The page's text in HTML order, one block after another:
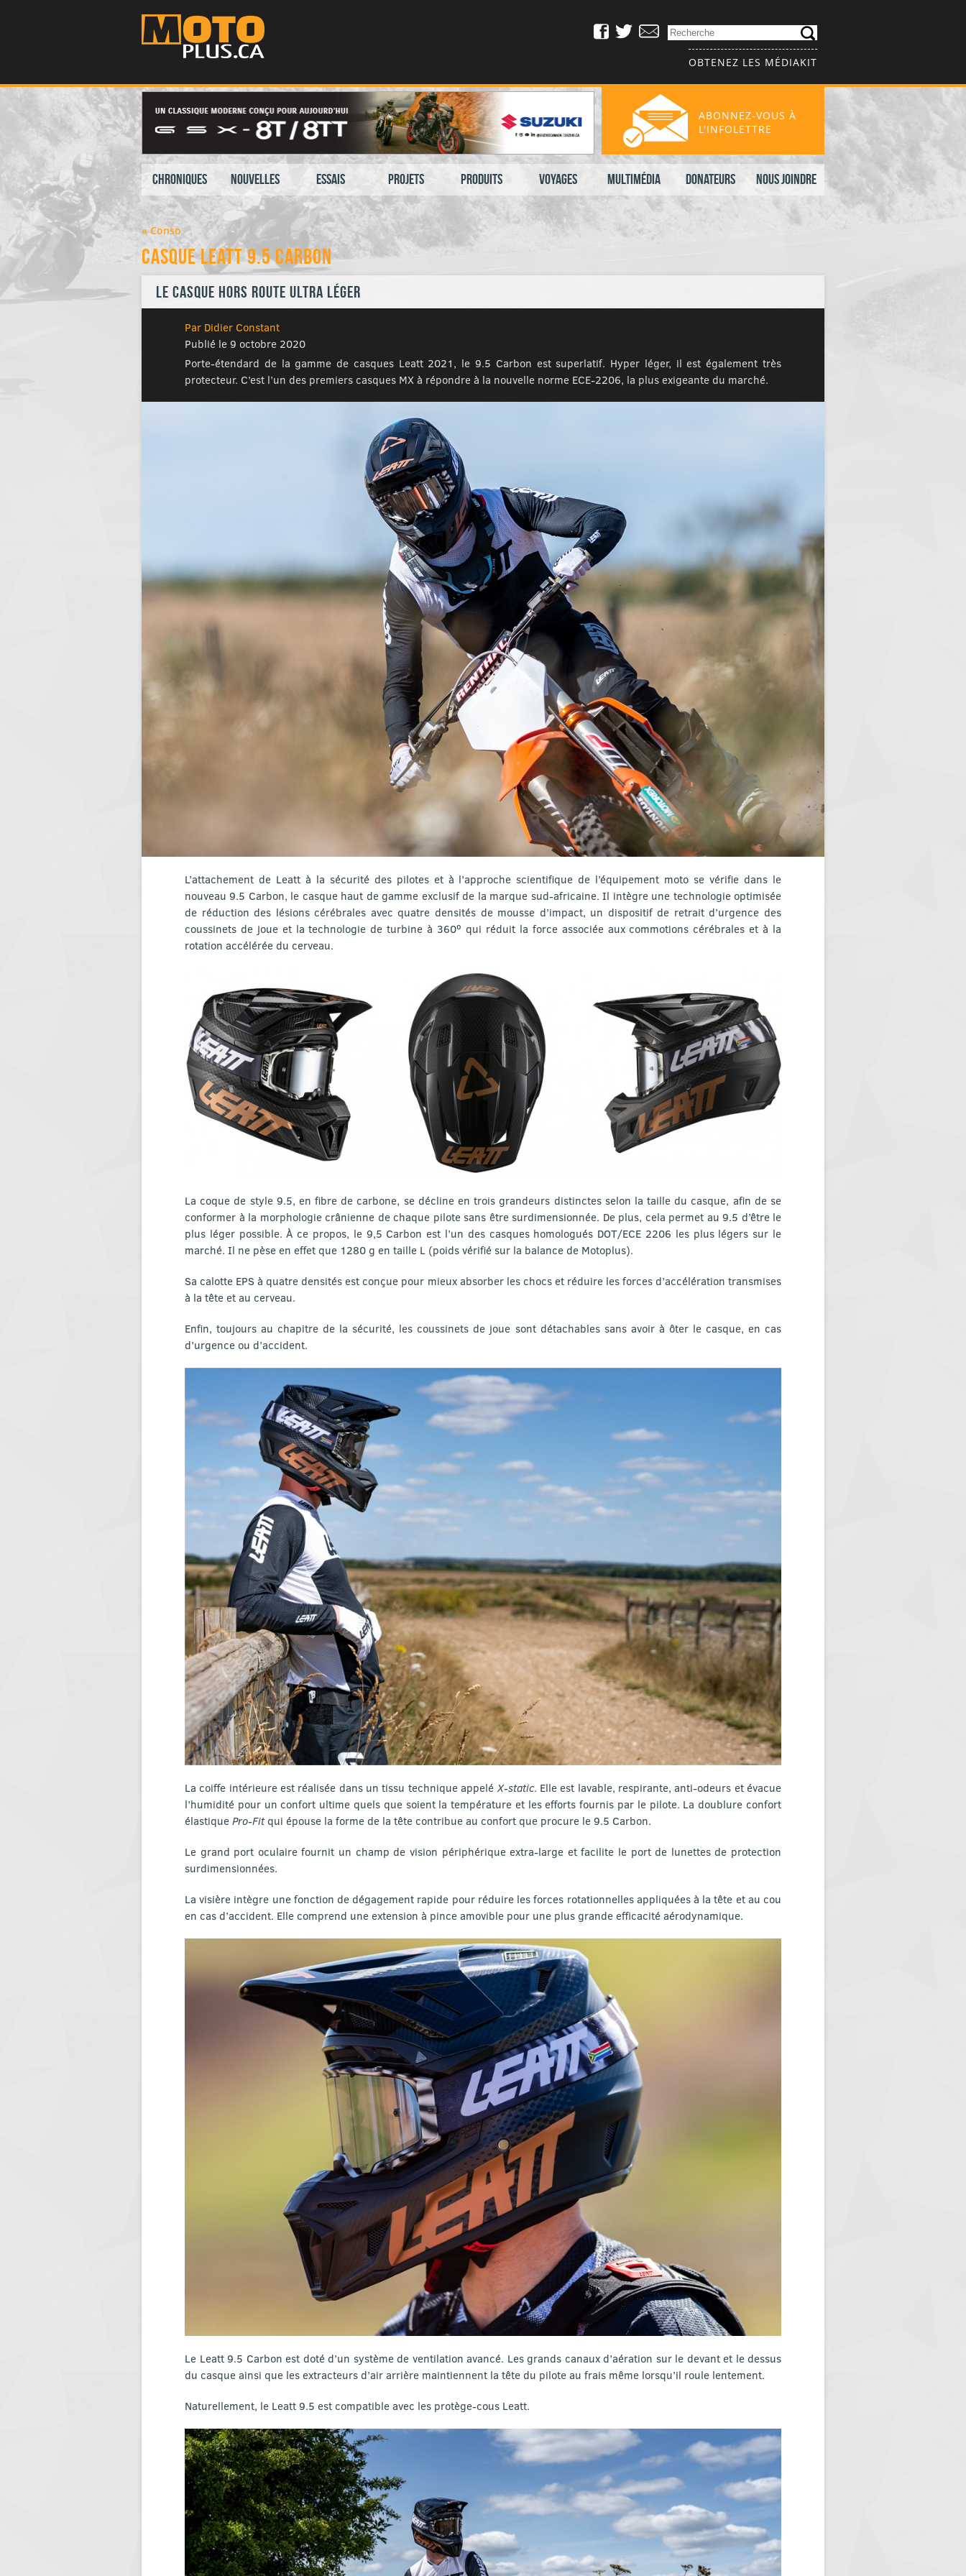
OBTENEZ LES MÉDIAKIT
Chroniques Nouvelles Essais Projets Produits Voyages Multimédia Donateurs Nous joindre
ABONNEZ-VOUS À
L'INFOLETTRE
« Conso
Casque Leatt 9.5 Carbon
Le casque hors route ultra léger
Par Didier Constant
Publié le 9 octobre 2020
Porte-étendard de la gamme de casques Leatt 2021, le 9.5 Carbon est superlatif. Hyper léger, il est également très
protecteur. C’est l’un des premiers casques MX à répondre à la nouvelle norme ECE-2206, la plus exigeante du marché.
L’attachement de Leatt à la sécurité des pilotes et à l’approche scientifique de l’équipement moto se vérifie dans le
nouveau 9.5 Carbon, le casque haut de gamme exclusif de la marque sud-africaine. Il intègre une technologie optimisée
de réduction des lésions cérébrales avec quatre densités de mousse d’impact, un dispositif de retrait d’urgence des
coussinets de joue et la technologie de turbine à 360⁰ qui réduit la force associée aux commotions cérébrales et à la
rotation accélérée du cerveau.
La coque de style 9.5, en fibre de carbone, se décline en trois grandeurs distinctes selon la taille du casque, afin de se
conformer à la morphologie crânienne de chaque pilote sans être surdimensionnée. De plus, cela permet au 9.5 d’être le
plus léger possible. À ce propos, le 9,5 Carbon est l’un des casques homologués DOT/ECE 2206 les plus légers sur le
marché. Il ne pèse en effet que 1280 g en taille L (poids vérifié sur la balance de Motoplus).
Sa calotte EPS à quatre densités est conçue pour mieux absorber les chocs et réduire les forces d’accélération transmises
à la tête et au cerveau.
Enfin, toujours au chapitre de la sécurité, les coussinets de joue sont détachables sans avoir à ôter le casque, en cas
d’urgence ou d’accident.
La coiffe intérieure est réalisée dans un tissu technique appelé X-static. Elle est lavable, respirante, anti-odeurs et évacue
l’humidité pour un confort ultime quels que soient la température et les efforts fournis par le pilote. La doublure confort
élastique Pro-Fitqui épouse la forme de la tête contribue au confort que procure le 9.5 Carbon.
Le grand port oculaire fournit un champ de vision périphérique extra-large et facilite le port de lunettes de protection
surdimensionnées.
La visière intègre une fonction de dégagement rapide pour réduire les forces rotationnelles appliquées à la tête et au cou
en cas d’accident. Elle comprend une extension à pince amovible pour une plus grande efficacité aérodynamique.
Le Leatt 9.5 Carbon est doté d’un système de ventilation avancé. Les grands canaux d’aération sur le devant et le dessus
du casque ainsi que les extracteurs d’air arrière maintiennent la tête du pilote au frais même lorsqu’il roule lentement.
Naturellement, le Leatt 9.5 est compatible avec les protège-cous Leatt.